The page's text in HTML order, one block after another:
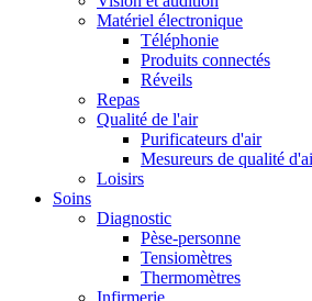
Matériel électronique
Téléphonie
Produits connectés
Réveils
Repas
Qualité de l'air
Purificateurs d'air
Mesureurs de qualité
Loisirs
Soins
Diagnostic
Pèse-personne
Tensiomètres
Thermomètres
Infirmerie